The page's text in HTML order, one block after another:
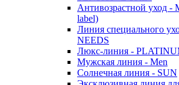
Антивозрастной уход
label)
Линия специального
NEEDS
Люкс-линия -
Мужская линия - Men
Солнечная линия - SUN